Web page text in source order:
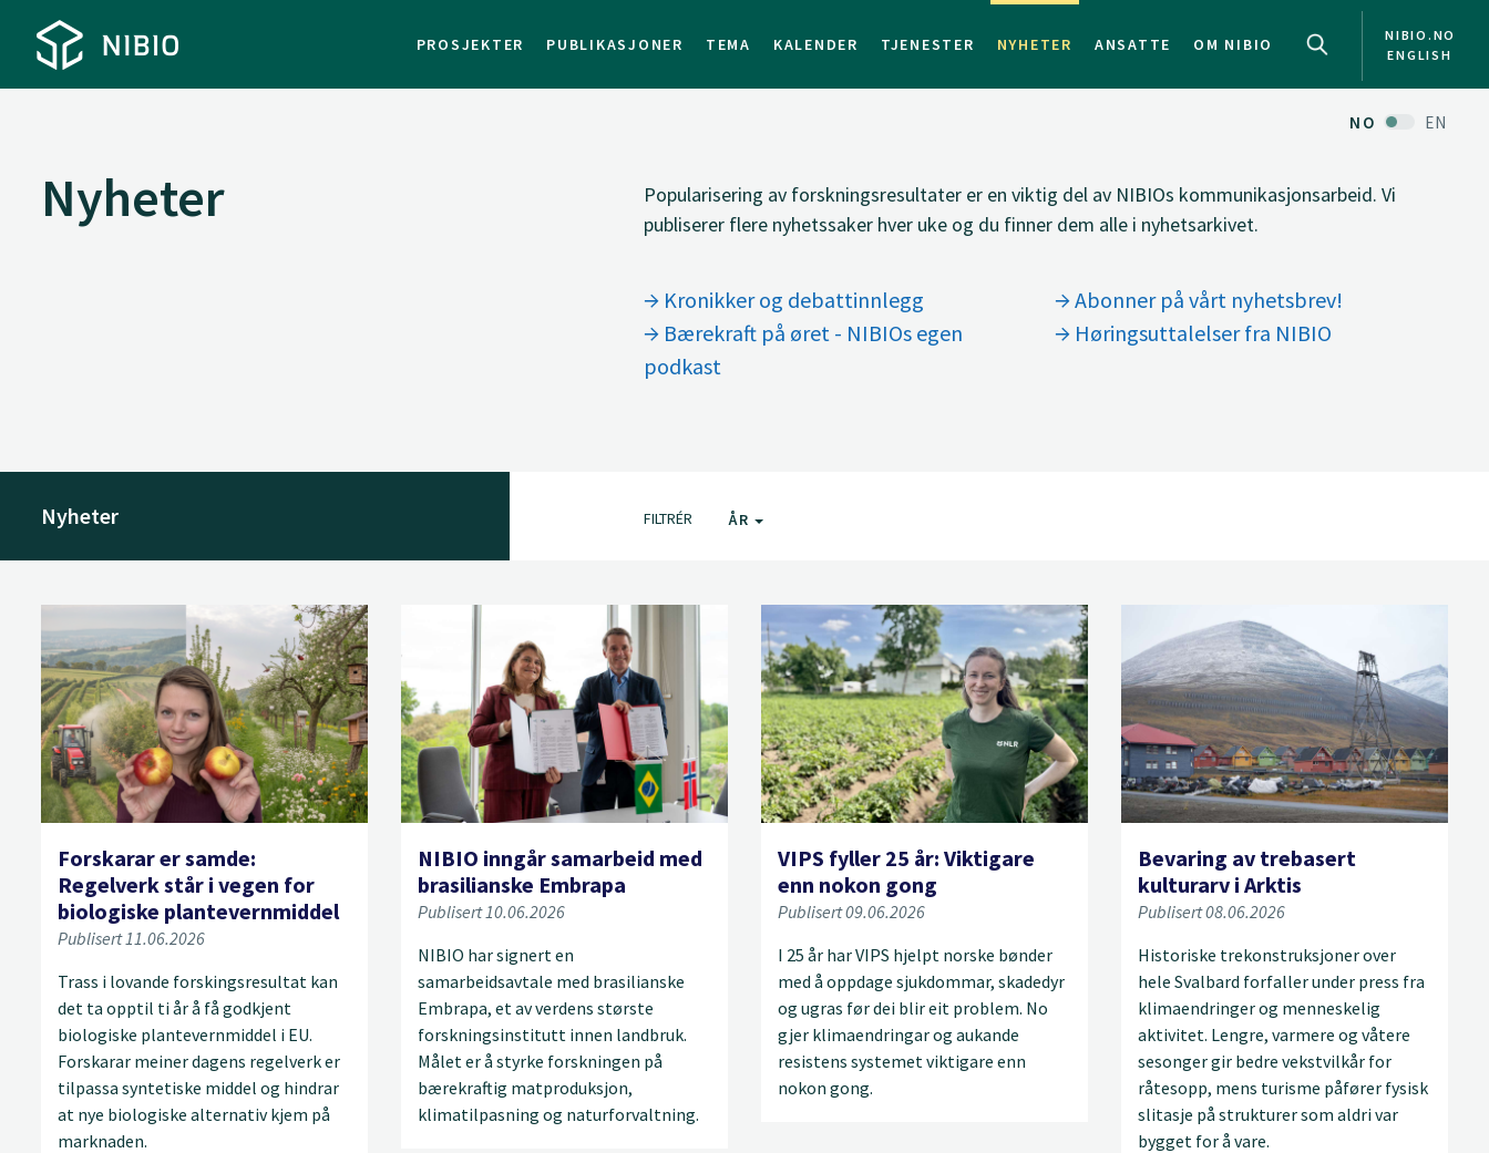
PROSJEKTER PUBLIKASJONER TEMA KALENDER TJENESTER NYHETER ANSATTE OM NIBIO
NIBIO.NO
ENGLISH
NO EN
Nyheter
Popularisering av forskningsresultater er en viktig del av NIBIOs kommunikasjonsarbeid. Vi
publiserer flere nyhetssaker hver uke og du finner dem alle i nyhetsarkivet.
Kronikker og debattinnlegg
podkast
Abonner på vårt nyhetsbrev!
Høringsuttalelser fra NIBIO
Nyheter FILTRÉR ÅR
Forskarar er samde:
Regelverk står i vegen for
biologiske plantevernmiddel
Publisert 11.06.2026
Trass i lovande forskingsresultat kan
det ta opptil ti år å få godkjent
biologiske plantevernmiddel i EU.
Forskarar meiner dagens regelverk er
tilpassa syntetiske middel og hindrar
at nye biologiske alternativ kjem på
marknaden.
NIBIO inngår samarbeid med
brasilianske Embrapa
Publisert 10.06.2026
NIBIO har signert en
samarbeidsavtale med brasilianske
Embrapa, et av verdens største
forskningsinstitutt innen landbruk.
Målet er å styrke forskningen på
bærekraftig matproduksjon,
klimatilpasning og naturforvaltning.
VIPS fyller 25 år: Viktigare
enn nokon gong
Publisert 09.06.2026
I 25 år har VIPS hjelpt norske bønder
med å oppdage sjukdommar, skadedyr
og ugras før dei blir eit problem. No
gjer klimaendringar og aukande
resistens systemet viktigare enn
nokon gong.
Bevaring av trebasert
kulturarv i Arktis
Publisert 08.06.2026
Historiske trekonstruksjoner over
hele Svalbard forfaller under press fra
klimaendringer og menneskelig
aktivitet. Lengre, varmere og våtere
sesonger gir bedre vekstvilkår for
råtesopp, mens turisme påfører fysisk
slitasje på strukturer som aldri var
bygget for å vare.